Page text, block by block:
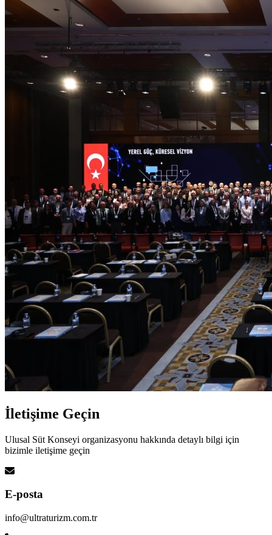
İletişime Geçin
Ulusal Süt Konseyi organizasyonu hakkında detaylı bilgi için
bizimle iletişime geçin
E-posta
info@ultraturizm.com.tr